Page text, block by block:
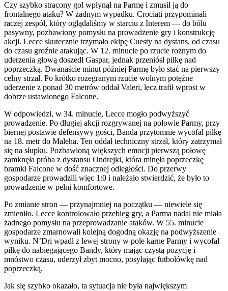
Czy szybko stracony gol wpłynął na Parmę i zmusił ją do
frontalnego ataku? W żadnym wypadku. Crociati przypominali
raczej zespół, który oglądaliśmy w starciu z Interem — do bólu
pasywny, pozbawiony pomysłu na prowadzenie gry i konstrukcję
akcji. Lecce skutecznie trzymało ekipę Cuesty na dystans, od czasu
do czasu groźnie atakując. W 12. minucie po rzucie rożnym do
uderzenia głową doszedł Gaspar, jednak przeniósł piłkę nad
poprzeczką. Dwanaście minut później Parmę było stać na pierwszy
celny strzał. Po krótko rozegranym rzucie wolnym potężne
uderzenie z ponad 30 metrów oddał Valeri, lecz trafił wprost w
dobrze ustawionego Falcone.
W odpowiedzi, w 34. minucie, Lecce mogło podwyższyć
prowadzenie. Po długiej akcji rozgrywanej na połowie Parmy, przy
biernej postawie defensywy gości, Banda przytomnie wycofał piłkę
na 18. metr do Maleha. Ten oddał techniczny strzał, który zatrzymał
się na słupku. Pozbawioną większych emocji pierwszą połowę
zamknęła próba z dystansu Ondrejki, która minęła poprzeczkę
bramki Falcone w dość znacznej odległości. Do przerwy
gospodarze prowadzili więc 1:0 i należało stwierdzić, że było to
prowadzenie w pełni komfortowe.
Po zmianie stron — przynajmniej na początku — niewiele się
zmieniło. Lecce kontrolowało przebieg gry, a Parma nadal nie miała
żadnego pomysłu na przeprowadzanie ataków. W 55. minucie
gospodarze zmarnowali kolejną dogodną okazję na podwyższenie
wyniku. N’Dri wpadł z lewej strony w pole karne Parmy i wycofał
piłkę do nabiegającego Bandy, który mając czystą pozycję i
mnóstwo czasu, uderzył zbyt mocno, posyłając futbolówkę nad
poprzeczką.
Jak się szybko okazało, ta sytuacja nie była największym